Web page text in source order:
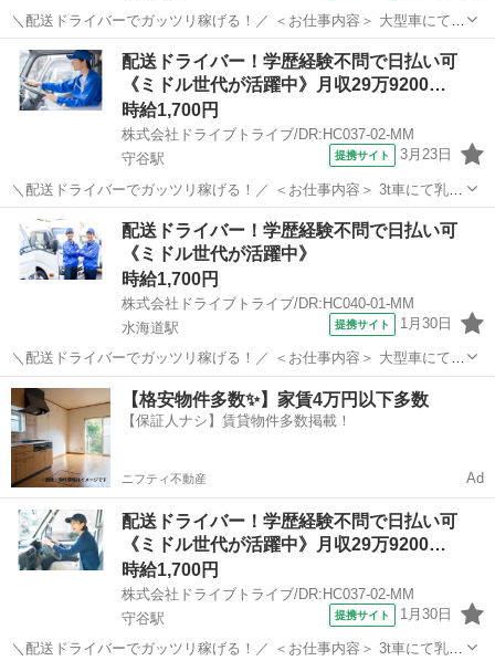
＼配送ドライバーでガッツリ稼げる！／ ＜お仕事内容＞ 大型車にて乳
製品等の配送業務 ■車種・内容：DR:大型＋作業 ■商品：食品 ■配送
先：スーパー＆ドラッグストアのセンター ■配送件数：2～4件 ＜必須
資格＞ 大型免...
茨城 常総市 水海道駅 デリバリー
配送ドライバー！学歴経験不問で日払い可
《ミドル世代が活躍中》月収29万9200…
時給1,700円
株式会社ドライブトライブ/DR:HC037-02-MM
守谷駅
提携サイト 3月23日
＼配送ドライバーでガッツリ稼げる！／ ＜お仕事内容＞ 3t車にて乳製
品の配送業務 ■車種・内容：DR:3t＋作業 ■商品：食品 ■配送先：セン
ター ■配送件数：1～2件 ＜必須資格＞ 準中型免許(限定解除済
み)MT ...
茨城 守谷市 守谷駅 デリバリー
配送ドライバー！学歴経験不問で日払い可
《ミドル世代が活躍中》
時給1,700円
株式会社ドライブトライブ/DR:HC040-01-MM
水海道駅
提携サイト 1月30日
＼配送ドライバーでガッツリ稼げる！／ ＜お仕事内容＞ 大型車にて野
菜の配送業務。フォークリフトにて積み降ろし作業あり。 ■車種・内
容：DR:大型＋作業＋フオーク ■商品：食品 ■配送先：加工工場 ■配送
件数：2～3件 ...
茨城 常総市 水海道駅 デリバリー
【格安物件多数✨】家賃4万円以下多数
【保証人ナシ】賃貸物件多数掲載！
ニフティ不動産 Ad
配送ドライバー！学歴経験不問で日払い可
《ミドル世代が活躍中》月収29万9200…
時給1,700円
株式会社ドライブトライブ/DR:HC037-02-MM
守谷駅
提携サイト 1月30日
＼配送ドライバーでガッツリ稼げる！／ ＜お仕事内容＞ 3t車にて乳製